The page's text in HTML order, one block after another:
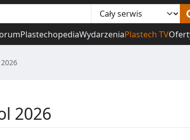
PlastechopediaWydarzeniaPlastech TV
2026